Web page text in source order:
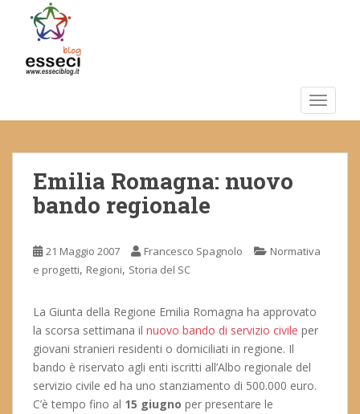
m
Emilia Romagna: nuovo
bando regionale
21 Maggio 2007 Francesco Spagnolo
Normativa
e progetti, Regioni, Storia del SC
La Giunta della Regione Emilia Romagna ha approvato
la scorsa settimana il nuovo bando di servizio civile per
giovani stranieri residenti o domiciliati in regione. Il
bando è riservato agli enti iscritti all’Albo regionale del
servizio civile ed ha uno stanziamento di 500.000 euro.
C’è tempo fino al 15 giugno per presentare le